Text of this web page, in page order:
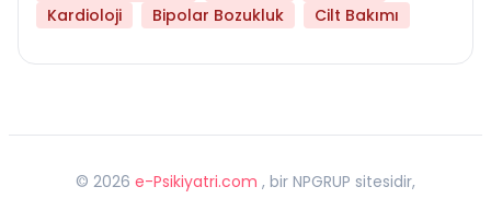
Kardioloji
Bipolar Bozukluk Cilt Bakımı
© 2026 e-Psikiyatri.com , bir NPGRUP sitesidir,